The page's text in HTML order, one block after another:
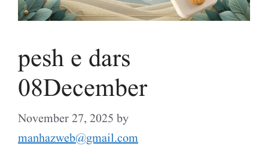
pesh e dars
08December
November 27, 2025 by
manhazweb@gmail.com